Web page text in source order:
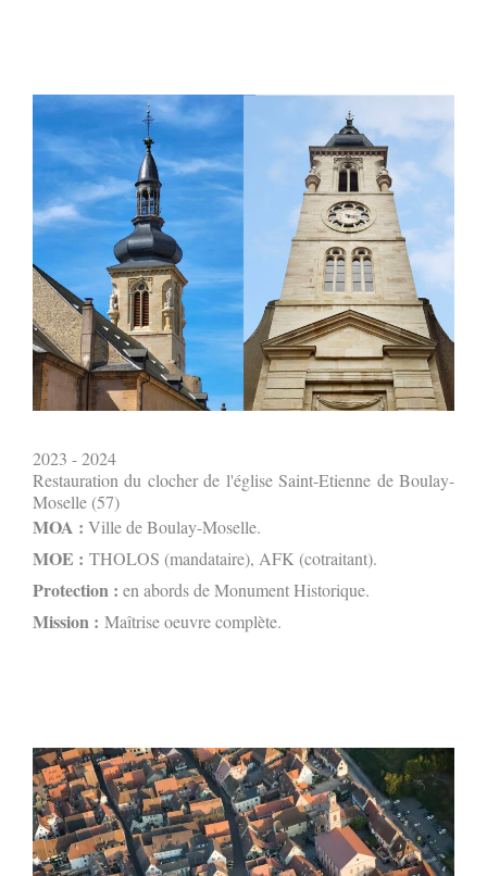
2023 - 2024
Restauration du clocher de l'église Saint-Etienne de Boulay-
Moselle (57)
MOA : Ville de Boulay-Moselle.
MOE : THOLOS (mandataire), AFK (cotraitant).
Protection : en abords de Monument Historique.
Mission : Maîtrise oeuvre complète.